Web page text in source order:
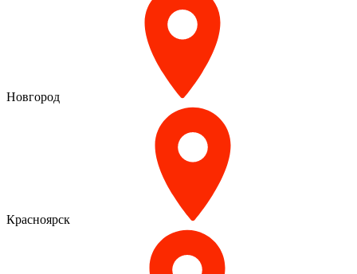
Новгород
Красноярск